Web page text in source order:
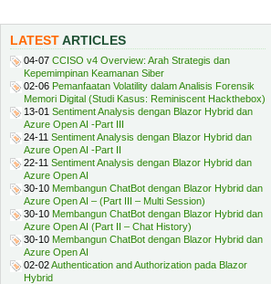
LATESTARTICLES
04-07 CCISO v4 Overview: Arah Strategis dan
Kepemimpinan Keamanan Siber
02-06 Pemanfaatan Volatility dalam Analisis Forensik
Memori Digital (Studi Kasus: Reminiscent Hackthebox)
13-01 Sentiment Analysis dengan Blazor Hybrid dan
Azure Open AI -Part III
24-11 Sentiment Analysis dengan Blazor Hybrid dan
Azure Open AI -Part II
22-11 Sentiment Analysis dengan Blazor Hybrid dan
Azure Open AI
30-10 Membangun ChatBot dengan Blazor Hybrid dan
Azure Open AI – (Part III – Multi Session)
30-10 Membangun ChatBot dengan Blazor Hybrid dan
Azure Open AI (Part II – Chat History)
30-10 Membangun ChatBot dengan Blazor Hybrid dan
Azure Open AI
02-02Authentication and Authorization pada Blazor
Hybrid